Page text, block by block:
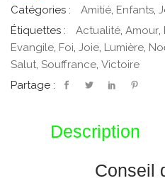
Catégories : Amitié, Enfants,
Étiquettes :
Actualité, Amour,
Evangile, Foi, Joie, Lumière,
Salut, Souffrance, Victoire
Partage :
Description
Conseil